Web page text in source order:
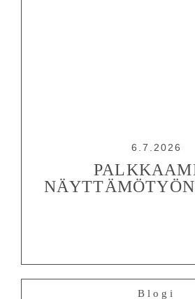
Tiedotteet—
6.7.2026
Blogi